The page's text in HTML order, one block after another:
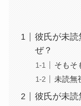
彼氏が未読
ぜ？
そもそ
未読無
彼氏が未読